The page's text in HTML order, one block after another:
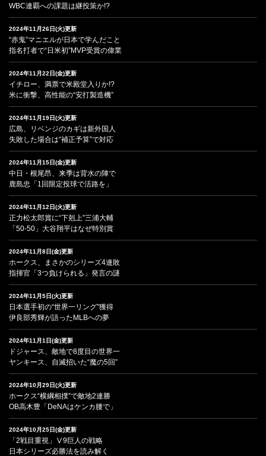
WBC連覇への課題は継投策か!?
2024年11月26日(火)更新
“赤鬼”マニエルが日本で学んだこと
指名打者で“日米初”MVP受賞の偉業
2024年11月22日(金)更新
イチロー、満票で米殿堂入りか!?
米に衝撃、高性能の“安打製造機”
2024年11月19日(火)更新
広島、リベンジのカギは新外国人
失敗した場合は“補正予算”で対応
2024年11月15日(金)更新
中日・根尾昂、来季は背水の陣で
鹿島忠「1回限定投球で活路を」
2024年11月12日(火)更新
正力松太郎賞に“下剋上”三浦大輔
「50-50」大谷翔平はなぜ特別賞
2024年11月8日(金)更新
ホークス、まさかのシリーズ4連敗
指揮官「3つ負けられる」発言の謎
2024年11月5日(火)更新
日本選手初の“世界一リング”獲得
伊良部秀輝が語ったMLBへの夢
2024年11月1日(金)更新
ドジャース、敵地で8度目の世界一
ヤンキース、自滅招いた“魔の5回”
2024年10月29日(火)更新
ホークス“横綱相撲”で敵地2連勝
OB高木豊「DeNAはケンカ腰で」
2024年10月25日(金)更新
「2戦目重視」Ⅴ9巨人の戦略
日本シリーズ必勝法を読み解く